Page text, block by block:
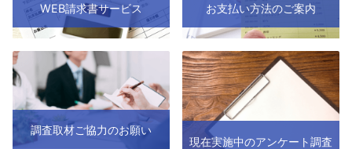
WEB請求書サービス お支払い方法のご案内
調査取材ご協力のお願い
現在実施中のアンケート調査